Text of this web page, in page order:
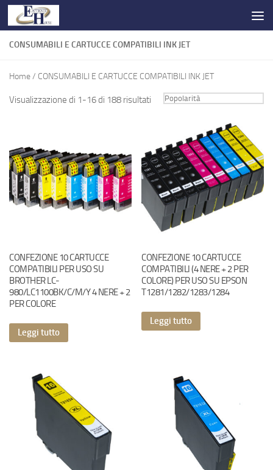
Salta al contenuto
CONSUMABILI E CARTUCCE COMPATIBILI INK JET
Home/ CONSUMABILI E CARTUCCE COMPATIBILI INK JET
Visualizzazione di 1-16 di 188 risultati
CONFEZIONE 10 CARTUCCE
COMPATIBILI PER USO SU
BROTHER LC-
980/LC1100BK/C/M/Y 4 NERE + 2
PER COLORE
Leggi tutto
CONFEZIONE 10 CARTUCCE
COMPATIBILI (4 NERE + 2 PER
COLORE) PER USO SU EPSON
T1281/1282/1283/1284
Leggi tutto